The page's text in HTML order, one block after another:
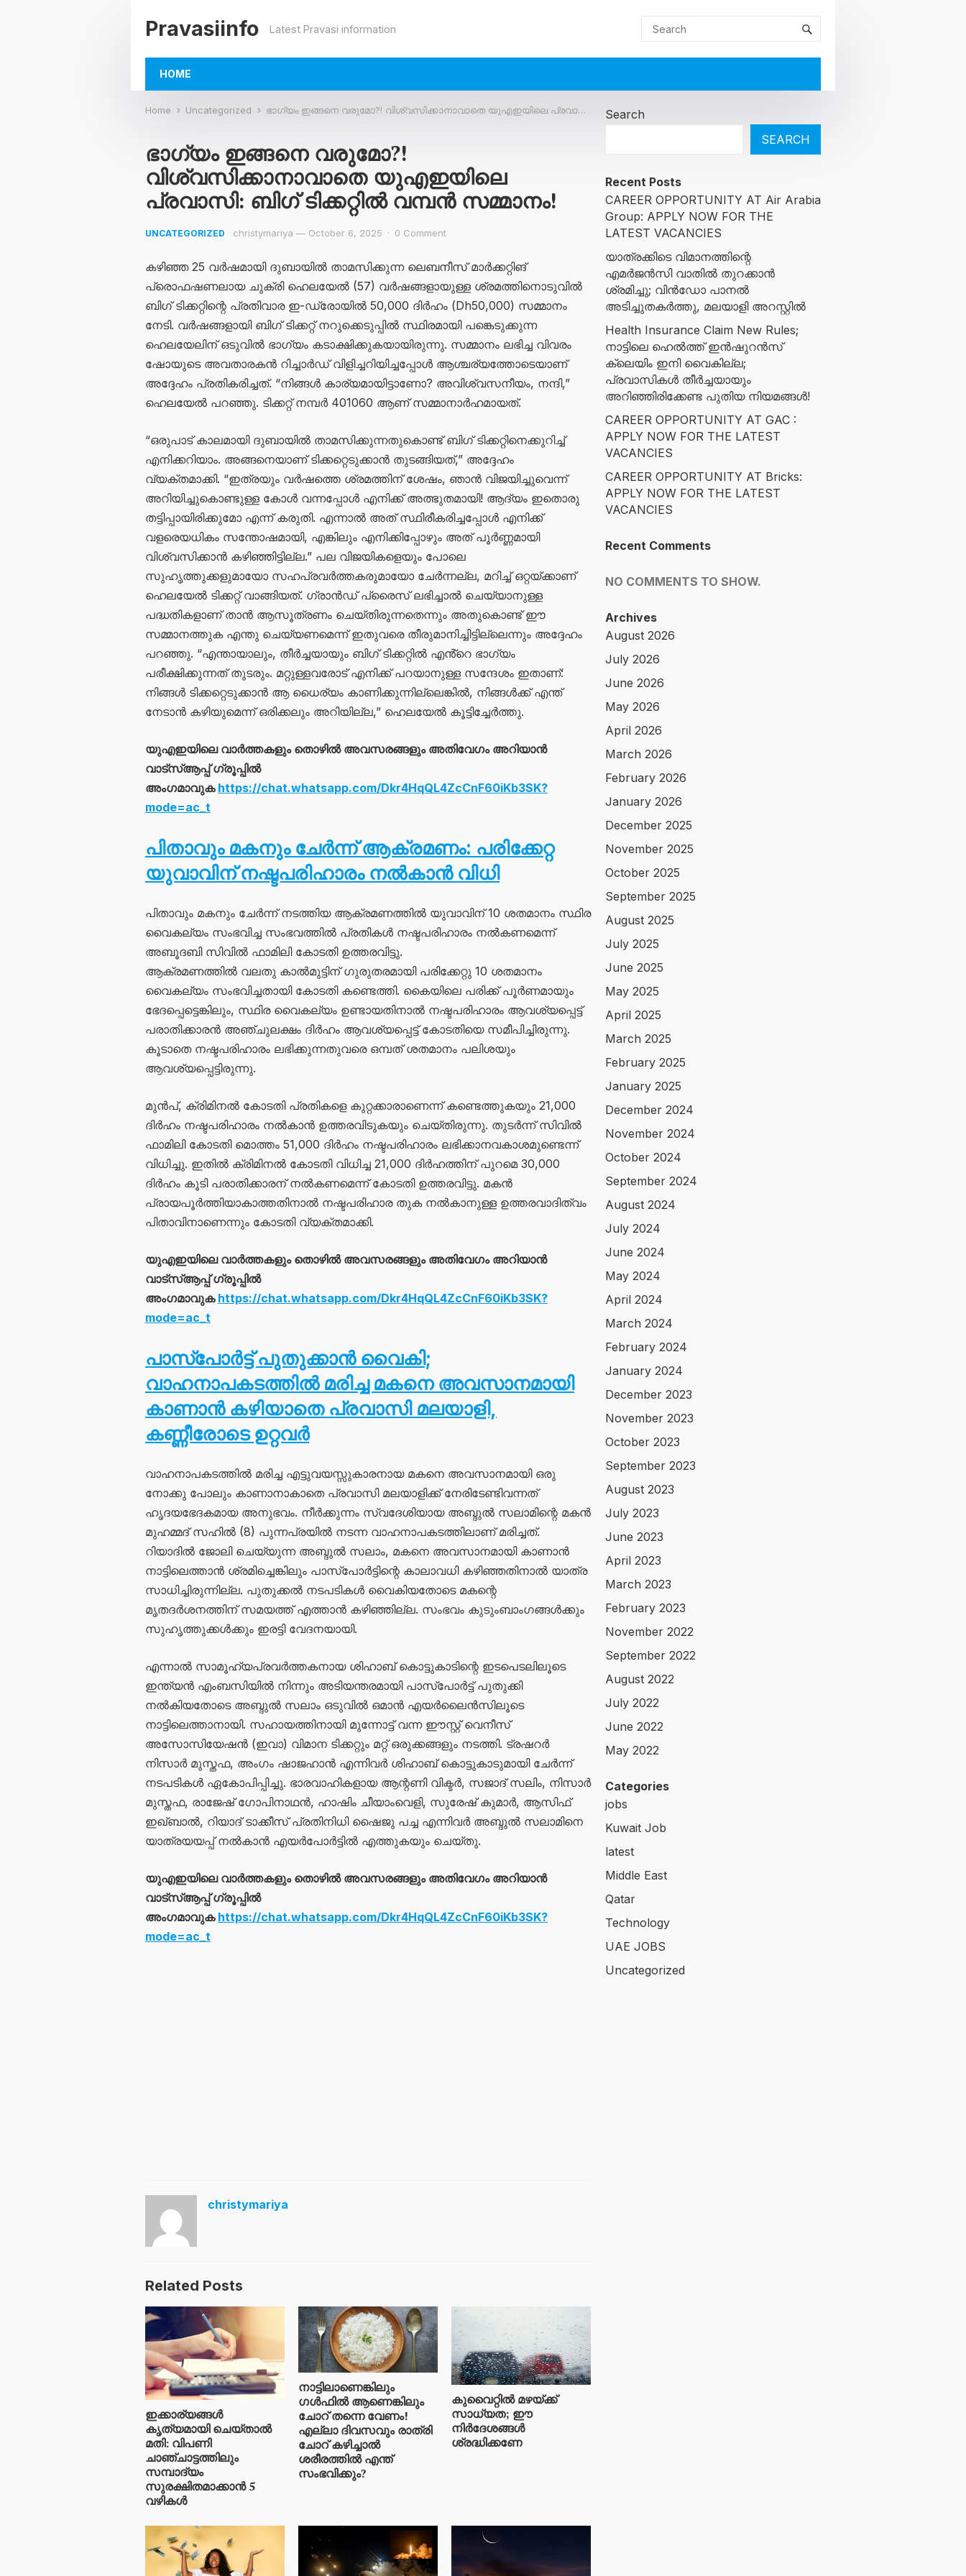
Pravasiinfo Latest Pravasi information
HOME
Home Uncategorized ഭാഗ്യം ഇങ്ങനെ വരുമോ?! വിശ്വസിക്കാനാവാതെ യുഎഇയിലെ പ്രവാസി: ബിഗ് ടിക്കറ്റിൽ വമ്പൻ സമ്മാനം!
ഭാഗ്യം ഇങ്ങനെ വരുമോ?!
വിശ്വസിക്കാനാവാതെ യുഎഇയിലെ
പ്രവാസി: ബിഗ് ടിക്കറ്റിൽ വമ്പൻ സമ്മാനം!
UNCATEGORIZED christymariya — October 6, 2025 · 0 Comment
കഴിഞ്ഞ 25 വർഷമായി ദുബായിൽ താമസിക്കുന്ന ലെബനീസ് മാർക്കറ്റിങ്
പ്രൊഫഷണലായ ചുക്രി ഹെലയേൽ (57) വർഷങ്ങളായുള്ള ശ്രമത്തിനൊടുവിൽ
ബിഗ് ടിക്കറ്റിന്റെ പ്രതിവാര ഇ-ഡ്രോയിൽ 50,000 ദിർഹം (Dh50,000) സമ്മാനം
നേടി. വർഷങ്ങളായി ബിഗ് ടിക്കറ്റ് നറുക്കെടുപ്പിൽ സ്ഥിരമായി പങ്കെടുക്കുന്ന
ഹെലയേലിന് ഒടുവിൽ ഭാഗ്യം കടാക്ഷിക്കുകയായിരുന്നു. സമ്മാനം ലഭിച്ച വിവരം
ഷോയുടെ അവതാരകൻ റിച്ചാർഡ് വിളിച്ചറിയിച്ചപ്പോൾ ആശ്ചര്യത്തോടെയാണ്
അദ്ദേഹം പ്രതികരിച്ചത്. “നിങ്ങൾ കാര്യമായിട്ടാണോ? അവിശ്വസനീയം, നന്ദി,”
ഹെലയേൽ പറഞ്ഞു. ടിക്കറ്റ് നമ്പർ 401060 ആണ് സമ്മാനാർഹമായത്.
“ഒരുപാട് കാലമായി ദുബായിൽ താമസിക്കുന്നതുകൊണ്ട് ബിഗ് ടിക്കറ്റിനെക്കുറിച്ച്
എനിക്കറിയാം. അങ്ങനെയാണ് ടിക്കറ്റെടുക്കാൻ തുടങ്ങിയത്,” അദ്ദേഹം
വ്യക്തമാക്കി. “ഇത്രയും വർഷത്തെ ശ്രമത്തിന് ശേഷം, ഞാൻ വിജയിച്ചുവെന്ന്
അറിയിച്ചുകൊണ്ടുള്ള കോൾ വന്നപ്പോൾ എനിക്ക് അത്ഭുതമായി! ആദ്യം ഇതൊരു
തട്ടിപ്പായിരിക്കുമോ എന്ന് കരുതി. എന്നാൽ അത് സ്ഥിരീകരിച്ചപ്പോൾ എനിക്ക്
വളരെയധികം സന്തോഷമായി, എങ്കിലും എനിക്കിപ്പോഴും അത് പൂർണ്ണമായി
വിശ്വസിക്കാൻ കഴിഞ്ഞിട്ടില്ല.” പല വിജയികളെയും പോലെ
സുഹൃത്തുക്കളുമായോ സഹപ്രവർത്തകരുമായോ ചേർന്നല്ല, മറിച്ച് ഒറ്റയ്ക്കാണ്
ഹെലയേൽ ടിക്കറ്റ് വാങ്ങിയത്. ഗ്രാൻഡ് പ്രൈസ് ലഭിച്ചാൽ ചെയ്യാനുള്ള
പദ്ധതികളാണ് താൻ ആസൂത്രണം ചെയ്തിരുന്നതെന്നും അതുകൊണ്ട് ഈ
സമ്മാനത്തുക എന്തു ചെയ്യണമെന്ന് ഇതുവരെ തീരുമാനിച്ചിട്ടില്ലെന്നും അദ്ദേഹം
പറഞ്ഞു. “എന്തായാലും, തീർച്ചയായും ബിഗ് ടിക്കറ്റിൽ എൻ്റെ ഭാഗ്യം
പരീക്ഷിക്കുന്നത് തുടരും. മറ്റുള്ളവരോട് എനിക്ക് പറയാനുള്ള സന്ദേശം ഇതാണ്:
നിങ്ങൾ ടിക്കറ്റെടുക്കാൻ ആ ധൈര്യം കാണിക്കുന്നില്ലെങ്കിൽ, നിങ്ങൾക്ക് എന്ത്
നേടാൻ കഴിയുമെന്ന് ഒരിക്കലും അറിയില്ല,” ഹെലയേൽ കൂട്ടിച്ചേർത്തു.
യുഎഇയിലെ വാർത്തകളും തൊഴിൽ അവസരങ്ങളും അതിവേഗം അറിയാൻ
വാട്സ്ആപ്പ് ഗ്രൂപ്പിൽ
അംഗമാവുക https://chat.whatsapp.com/Dkr4HqQL4ZcCnF60iKb3SK?
mode=ac_t
പിതാവും മകനും ചേർന്ന് ആക്രമണം: പരിക്കേറ്റ
യുവാവിന് നഷ്ടപരിഹാരം നൽകാൻ വിധി
പിതാവും മകനും ചേർന്ന് നടത്തിയ ആക്രമണത്തിൽ യുവാവിന് 10 ശതമാനം സ്ഥിര
വൈകല്യം സംഭവിച്ച സംഭവത്തിൽ പ്രതികൾ നഷ്ടപരിഹാരം നൽകണമെന്ന്
അബൂദബി സിവിൽ ഫാമിലി കോടതി ഉത്തരവിട്ടു.
ആക്രമണത്തിൽ വലതു കാൽമുട്ടിന് ഗുരുതരമായി പരിക്കേറ്റു 10 ശതമാനം
വൈകല്യം സംഭവിച്ചതായി കോടതി കണ്ടെത്തി. കൈയിലെ പരിക്ക് പൂര്‍ണമായും
ഭേദപ്പെട്ടെങ്കിലും, സ്ഥിര വൈകല്യം ഉണ്ടായതിനാൽ നഷ്ടപരിഹാരം ആവശ്യപ്പെട്ട്
പരാതിക്കാരൻ അഞ്ചുലക്ഷം ദിർഹം ആവശ്യപ്പെട്ട് കോടതിയെ സമീപിച്ചിരുന്നു.
കൂടാതെ നഷ്ടപരിഹാരം ലഭിക്കുന്നതുവരെ ഒമ്പത് ശതമാനം പലിശയും
ആവശ്യപ്പെട്ടിരുന്നു.
മുന്‍പ്, ക്രിമിനല്‍ കോടതി പ്രതികളെ കുറ്റക്കാരാണെന്ന് കണ്ടെത്തുകയും 21,000
ദിർഹം നഷ്ടപരിഹാരം നൽകാൻ ഉത്തരവിടുകയും ചെയ്തിരുന്നു. തുടര്‍ന്ന് സിവിൽ
ഫാമിലി കോടതി മൊത്തം 51,000 ദിർഹം നഷ്ടപരിഹാരം ലഭിക്കാനവകാശമുണ്ടെന്ന്
വിധിച്ചു. ഇതിൽ ക്രിമിനല്‍ കോടതി വിധിച്ച 21,000 ദിർഹത്തിന് പുറമെ 30,000
ദിർഹം കൂടി പരാതിക്കാരന് നൽകണമെന്ന് കോടതി ഉത്തരവിട്ടു. മകൻ
പ്രായപൂർത്തിയാകാത്തതിനാൽ നഷ്ടപരിഹാര തുക നൽകാനുള്ള ഉത്തരവാദിത്വം
പിതാവിനാണെന്നും കോടതി വ്യക്തമാക്കി.
യുഎഇയിലെ വാർത്തകളും തൊഴിൽ അവസരങ്ങളും അതിവേഗം അറിയാൻ
വാട്സ്ആപ്പ് ഗ്രൂപ്പിൽ
അംഗമാവുക https://chat.whatsapp.com/Dkr4HqQL4ZcCnF60iKb3SK?
mode=ac_t
പാസ്പോർട്ട് പുതുക്കാൻ വൈകി;
വാഹനാപകടത്തിൽ മരിച്ച മകനെ അവസാനമായി
കാണാൻ കഴിയാതെ പ്രവാസി മലയാളി,
കണ്ണീരോടെ ഉറ്റവർ
വാഹനാപകടത്തിൽ മരിച്ച എട്ടുവയസ്സുകാരനായ മകനെ അവസാനമായി ഒരു
നോക്കു പോലും കാണാനാകാതെ പ്രവാസി മലയാളിക്ക് നേരിടേണ്ടിവന്നത്
ഹൃദയഭേദകമായ അനുഭവം. നീർക്കുന്നം സ്വദേശിയായ അബ്ദുൽ സലാമിന്റെ മകൻ
മുഹമ്മദ് സഹിൽ (8) പുന്നപ്രയിൽ നടന്ന വാഹനാപകടത്തിലാണ് മരിച്ചത്.
റിയാദിൽ ജോലി ചെയ്യുന്ന അബ്ദുൽ സലാം, മകനെ അവസാനമായി കാണാൻ
നാട്ടിലെത്താൻ ശ്രമിച്ചെങ്കിലും പാസ്‌പോർട്ടിന്റെ കാലാവധി കഴിഞ്ഞതിനാൽ യാത്ര
സാധിച്ചിരുന്നില്ല. പുതുക്കൽ നടപടികൾ വൈകിയതോടെ മകന്റെ
മൃതദർശനത്തിന് സമയത്ത് എത്താൻ കഴിഞ്ഞില്ല. സംഭവം കുടുംബാംഗങ്ങൾക്കും
സുഹൃത്തുക്കൾക്കും ഇരട്ടി വേദനയായി.
എന്നാൽ സാമൂഹ്യപ്രവർത്തകനായ ശിഹാബ് കൊട്ടുകാടിന്റെ ഇടപെടലിലൂടെ
ഇന്ത്യൻ എംബസിയിൽ നിന്നും അടിയന്തരമായി പാസ്‌പോർട്ട് പുതുക്കി
നൽകിയതോടെ അബ്ദുൽ സലാം ഒടുവിൽ ഒമാൻ എയർലൈൻസിലൂടെ
നാട്ടിലെത്താനായി. സഹായത്തിനായി മുന്നോട്ട് വന്ന ഈസ്റ്റ് വെനീസ്
അസോസിയേഷൻ (ഇവാ) വിമാന ടിക്കറ്റും മറ്റ് ഒരുക്കങ്ങളും നടത്തി. ട്രഷറർ
നിസാർ മുസ്തഫ, അംഗം ഷാജഹാൻ എന്നിവർ ശിഹാബ് കൊട്ടുകാടുമായി ചേർന്ന്
നടപടികൾ ഏകോപിപ്പിച്ചു. ഭാരവാഹികളായ ആന്റണി വിക്ടർ, സജാദ് സലിം, നിസാർ
മുസ്തഫ, രാജേഷ് ഗോപിനാഥൻ, ഹാഷിം ചീയാംവെളി, സുരേഷ് കുമാർ, ആസിഫ്
ഇഖ്ബാൽ, റിയാദ് ടാക്കീസ് പ്രതിനിധി ഷൈജു പച്ച എന്നിവർ അബ്ദുൽ സലാമിനെ
യാത്രയയപ്പ് നൽകാൻ എയർപോർട്ടിൽ എത്തുകയും ചെയ്തു.
യുഎഇയിലെ വാർത്തകളും തൊഴിൽ അവസരങ്ങളും അതിവേഗം അറിയാൻ
വാട്സ്ആപ്പ് ഗ്രൂപ്പിൽ
അംഗമാവുക https://chat.whatsapp.com/Dkr4HqQL4ZcCnF60iKb3SK?
mode=ac_t
christymariya
Related Posts
ഇക്കാര്യങ്ങൾ
കൃത്യമായി ചെയ്താൽ
മതി: വിപണി
ചാഞ്ചാട്ടത്തിലും
സമ്പാദ്യം
സുരക്ഷിതമാക്കാൻ 5
വഴികൾ
നാട്ടിലാണെങ്കിലും ​
ഗൾഫിൽ ആണെങ്കിലും
ചോറ് തന്നെ വേണം!
എല്ലാ ദിവസവും രാത്രി
ചോറ് കഴിച്ചാൽ
ശരീരത്തിൽ എന്ത്
സംഭവിക്കും?
കുവൈറ്റിൽ മഴയ്ക്ക്
സാധ്യത; ഈ
നിർദേശങ്ങൾ
ശ്രദ്ധിക്കണേ
Search
SEARCH
Recent Posts
CAREER OPPORTUNITY AT Air Arabia
Group: APPLY NOW FOR THE
LATEST VACANCIES
യാത്രക്കിടെ വിമാനത്തിന്റെ
എമർജൻസി വാതിൽ തുറക്കാൻ
ശ്രമിച്ചു; വിൻഡോ പാനൽ
അടിച്ചുതകർത്തു, മലയാളി അറസ്റ്റിൽ
Health Insurance Claim New Rules;
നാട്ടിലെ ഹെൽത്ത് ഇൻഷുറൻസ്
ക്ലെയിം ഇനി വൈകില്ല;
പ്രവാസികൾ തീർച്ചയായും
അറിഞ്ഞിരിക്കേണ്ട പുതിയ നിയമങ്ങൾ!
CAREER OPPORTUNITY AT GAC :
APPLY NOW FOR THE LATEST
VACANCIES
CAREER OPPORTUNITY AT Bricks:
APPLY NOW FOR THE LATEST
VACANCIES
Recent Comments
NO COMMENTS TO SHOW.
Archives
August 2026
July 2026
June 2026
May 2026
April 2026
March 2026
February 2026
January 2026
December 2025
November 2025
October 2025
September 2025
August 2025
July 2025
June 2025
May 2025
April 2025
March 2025
February 2025
January 2025
December 2024
November 2024
October 2024
September 2024
August 2024
July 2024
June 2024
May 2024
April 2024
March 2024
February 2024
January 2024
December 2023
November 2023
October 2023
September 2023
August 2023
July 2023
June 2023
April 2023
March 2023
February 2023
November 2022
September 2022
August 2022
July 2022
June 2022
May 2022
Categories
jobs
Kuwait Job
latest
Middle East
Qatar
Technology
UAE JOBS
Uncategorized